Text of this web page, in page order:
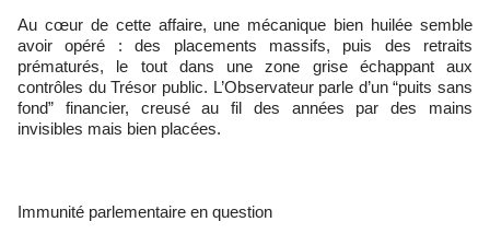
Au cœur de cette affaire, une mécanique bien huilée semble
avoir opéré : des placements massifs, puis des retraits
prématurés, le tout dans une zone grise échappant aux
contrôles du Trésor public. L’Observateur parle d’un “puits sans
fond” financier, creusé au fil des années par des mains
invisibles mais bien placées.
Immunité parlementaire en question